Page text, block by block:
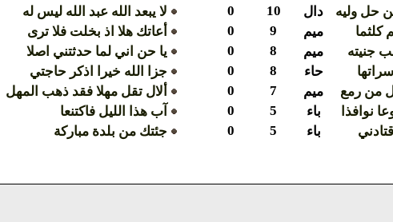
حل وليه
دال 10
0 لا يبعد الله عبد الله ليس له
كلثما
ميم 9
0 أعاتك هلا اذ بخلت فلا ترى
جنيته
ميم 8
0 يا حن اني لما حدثتني اصلا
حاء 8
0 جزا الله خيرا اذكر حاجتي
من رمع
ميم 7
0 ألال تقل مهلا فقد ذهب المهل
نوافذا
باء 5
0 آب هذا الليل فاكتنعا
باء 5
0 جئتك من بلدة مباركة